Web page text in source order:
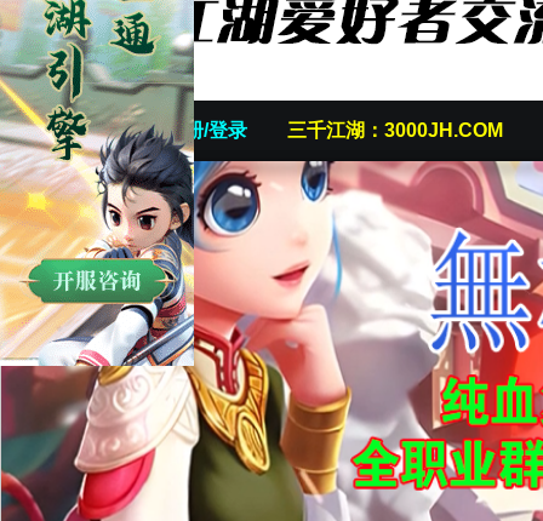
首页 发帖/注册/登录 三千江湖：3000JH.COM